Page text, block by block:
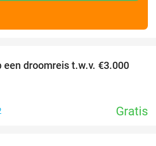
een droomreis t.w.v. €3.000
Gratis